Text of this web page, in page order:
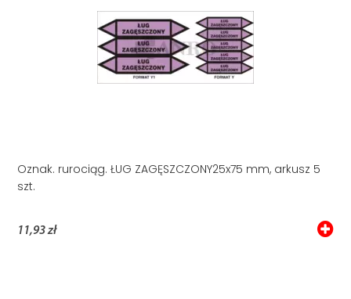
Oznak. rurociąg. ŁUG ZAGĘSZCZONY25x75 mm, arkusz 5
szt.
11,93 zł